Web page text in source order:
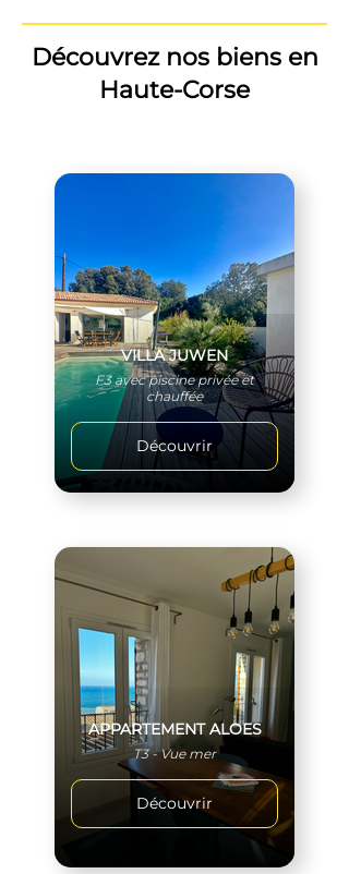
Découvrez nos biens en
Haute-Corse
VILLA JUWEN
F3 avec piscine privée et
chauffée
Découvrir
APPARTEMENT ALOES
T3 - Vue mer
Découvrir